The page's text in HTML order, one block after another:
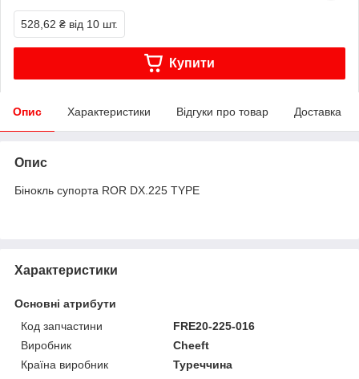
528,62 ₴ від 10 шт.
Купити
Опис Характеристики Відгуки про товар Доставка
Опис
Бінокль супорта ROR DX.225 TYPE
Характеристики
Основні атрибути
Код запчастини
FRE20-225-016
Виробник
Cheeft
Країна виробник
Туреччина